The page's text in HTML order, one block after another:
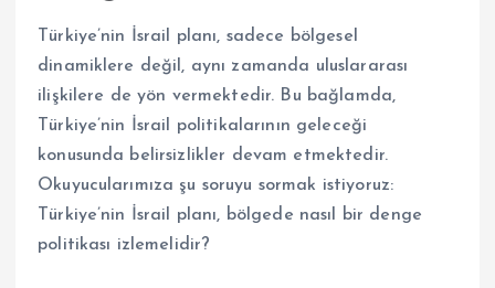
Türkiye’nin İsrail planı, sadece bölgesel
dinamiklere değil, aynı zamanda uluslararası
ilişkilere de yön vermektedir. Bu bağlamda,
Türkiye’nin İsrail politikalarının geleceği
konusunda belirsizlikler devam etmektedir.
Okuyucularımıza şu soruyu sormak istiyoruz:
Türkiye’nin İsrail planı, bölgede nasıl bir denge
politikası izlemelidir?